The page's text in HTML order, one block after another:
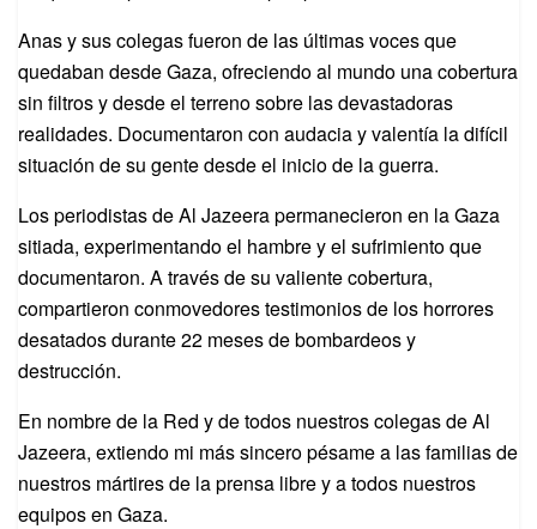
Anas y sus colegas fueron de las últimas voces que
quedaban desde Gaza, ofreciendo al mundo una cobertura
sin filtros y desde el terreno sobre las devastadoras
realidades. Documentaron con audacia y valentía la difícil
situación de su gente desde el inicio de la guerra.
Los periodistas de Al Jazeera permanecieron en la Gaza
sitiada, experimentando el hambre y el sufrimiento que
documentaron. A través de su valiente cobertura,
compartieron conmovedores testimonios de los horrores
desatados durante 22 meses de bombardeos y
destrucción.
En nombre de la Red y de todos nuestros colegas de Al
Jazeera, extiendo mi más sincero pésame a las familias de
nuestros mártires de la prensa libre y a todos nuestros
equipos en Gaza.